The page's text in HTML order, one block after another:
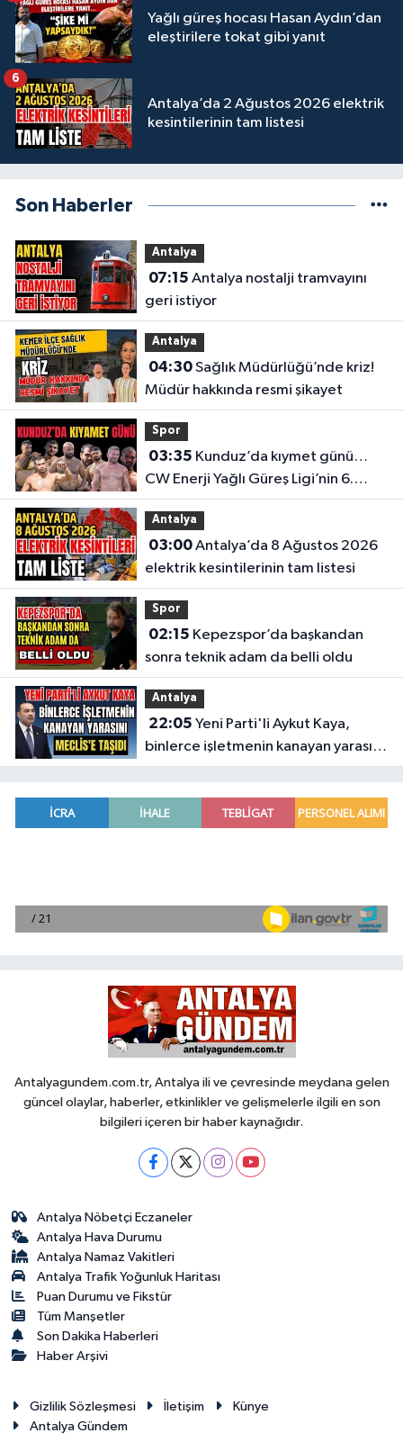
Yağlı güreş hocası Hasan Aydın’dan
eleştirilere tokat gibi yanıt
Antalya’da 2 Ağustos 2026 elektrik
kesintilerinin tam listesi
6
Son Haberler
Antalya
07:15
geri istiyor
Antalya
04:30Sağlık Müdürlüğü’nde kriz!
Müdür hakkında resmi şikayet
Spor
03:35
CW Enerji Yağlı Güreş Ligi’nin 6.
Etabı öncesi nefesler tutuldu
Antalya
03:00Antalya’da 8 Ağustos 2026
elektrik kesintilerinin tam listesi
Spor
02:15
sonra teknik adam da belli oldu
Antalya
22:05
binlerce işletmenin kanayan yarasını
Meclis'e taşıdı
Antalyagundem.com.tr, Antalya ili ve çevresinde meydana gelen
güncel olaylar, haberler, etkinlikler ve gelişmelerle ilgili en son
bilgileri içeren bir haber kaynağıdır.
Antalya Nöbetçi Eczaneler
Antalya Hava Durumu
Antalya Namaz Vakitleri
Antalya Trafik Yoğunluk Haritası
Puan Durumu ve Fikstür
Tüm Manşetler
Son Dakika Haberleri
Haber Arşivi
Gizlilik Sözleşmesi İletişim
Künye
Antalya Gündem